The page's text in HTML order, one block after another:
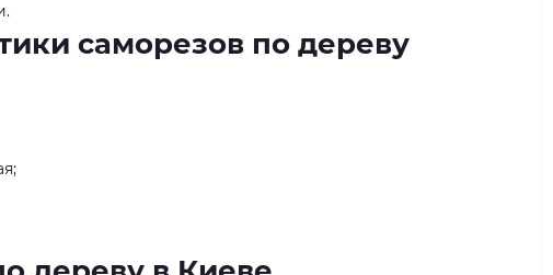
саморезов по дереву